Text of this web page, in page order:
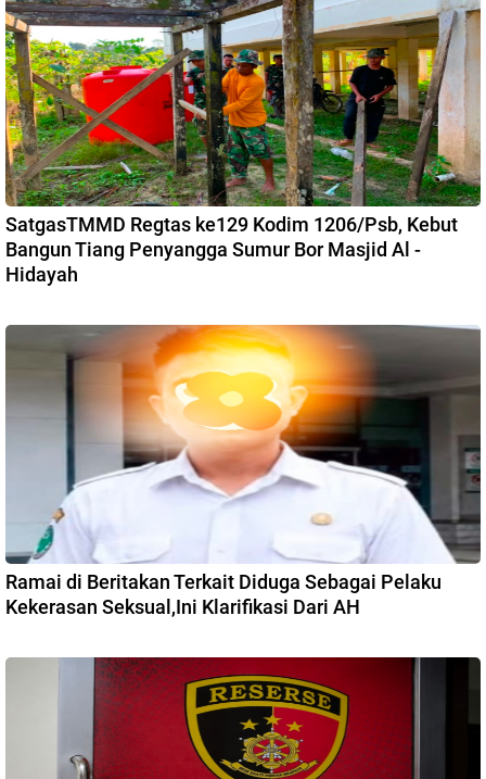
SatgasTMMD Regtas ke129 Kodim 1206/Psb, Kebut
Bangun Tiang Penyangga Sumur Bor Masjid Al -
Hidayah
Ramai di Beritakan Terkait Diduga Sebagai Pelaku
Kekerasan Seksual,Ini Klarifikasi Dari AH